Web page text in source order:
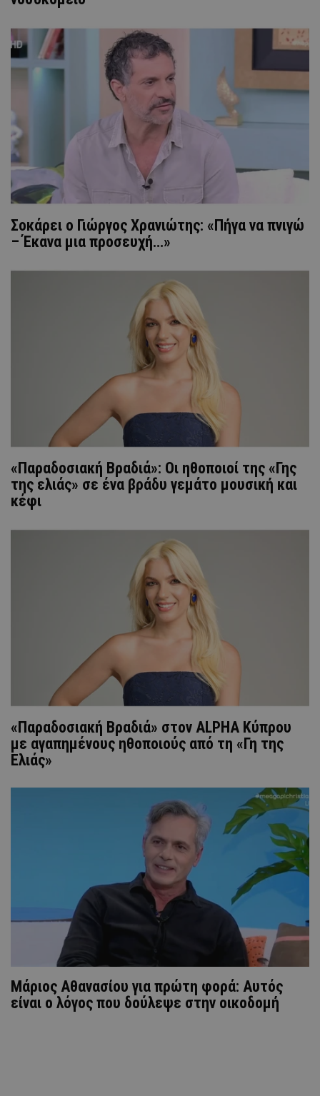
Σοκάρει ο Γιώργος Χρανιώτης: «Πήγα να πνιγώ
– Έκανα μια προσευχή…»
«Παραδοσιακή Βραδιά»: Οι ηθοποιοί της «Γης
της ελιάς» σε ένα βράδυ γεμάτο μουσική και
κέφι
«Παραδοσιακή Βραδιά» στον ALPHA Κύπρου
με αγαπημένους ηθοποιούς από τη «Γη της
Ελιάς»
Μάριος Αθανασίου για πρώτη φορά: Αυτός
είναι ο λόγος που δούλεψε στην οικοδομή